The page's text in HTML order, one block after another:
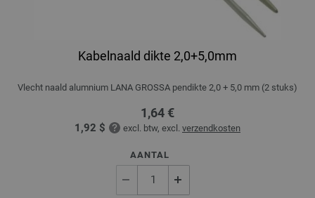
Kabelnaald dikte 2,0+5,0mm
Vlecht naald alumnium LANA GROSSA pendikte 2,0 + 5,0 mm (2 stuks)
1,64 €
1,92 $ excl. btw, excl. verzendkosten
AANTAL